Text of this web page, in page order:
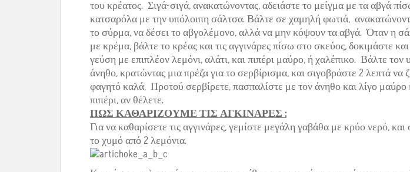
του κρέατος. Σιγά-σιγά, ανακατώνοντας, αδειάστε το μείγμα με τα αβγά
κατσαρόλα με την υπόλοιπη σάλτσα. Βάλτε σε χαμηλή φωτιά,
το σύρμα, να δέσει το αβγολέμονο, αλλά να μην κόψουν τα αβγά. Όταν η
με κρέμα, βάλτε το κρέας και τις αγγινάρες πίσω στο σκεύος, δοκιμάστε
γεύση με επιπλέον λεμόνι, αλάτι, και πιπέρι μαύρο, ή χαλέπικο. Βάλτε τον
άνηθο, κρατώντας μια πρέζα για το σερβίρισμα, και σιγοβράστε 2 λεπτά να
φαγητό καλά. Προτού σερβίρετε, πασπαλίστε με τον άνηθο και λίγο μαύρο
πιπέρι, αν θέλετε.
ΠΩΣ ΚΑΘΑΡΙΖΟΥΜΕ ΤΙΣ ΑΓΚΙΝΑΡΕΣ :
Για να καθαρίσετε τις αγγινάρες, γεμίστε μεγάλη γαβάθα με κρύο νερό, και
το χυμό από 2 λεμόνια.